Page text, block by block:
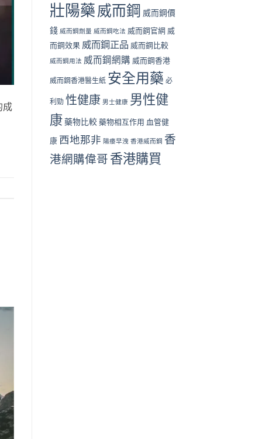
成
壯陽藥 威而鋼 威而鋼價
錢 威而鋼劑量 威而鋼吃法 威而鋼官網 威
而鋼效果 威而鋼正品 威而鋼比較
威而鋼用法 威而鋼網購 威而鋼香港
威而鋼香港醫生紙 安全用藥 必
利勁 性健康 男士健康 男性健
康 藥物比較 藥物相互作用 血管健
康 西地那非 陽痿早洩 香港威而鋼 香
港網購偉哥 香港購買